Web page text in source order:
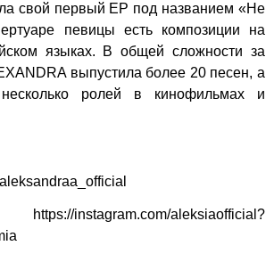
свой первый EP под названием «Не
певицы есть композиции на
языках. В общей сложности за
выпустила более 20 песен, а
ролей в кинофильмах и
https://instagram.com/aleksiaofficial?